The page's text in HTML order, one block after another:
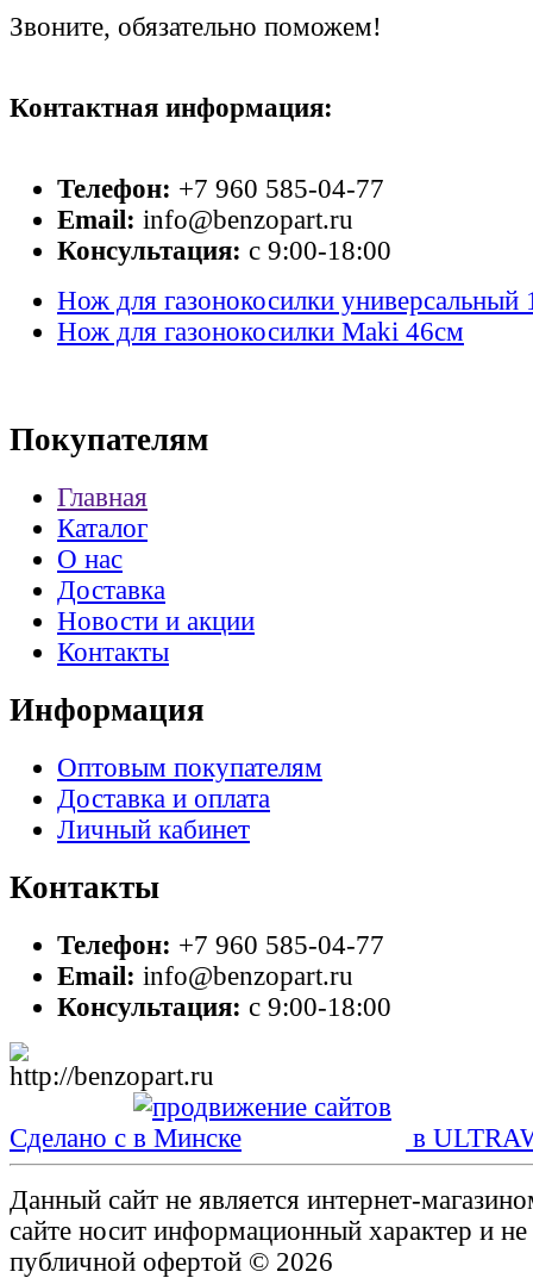
Звоните, обязательно поможем!
Контактная информация:
Телефон: +7 960 585-04-77
Email: info@benzopart.ru
Консультация: с 9:00-18:00
Нож для газонокосилки универсальный
Нож для газонокосилки Maki 46см
Покупателям
Главная
Каталог
О нас
Доставка
Новости и акции
Контакты
Информация
Оптовым покупателям
Доставка и оплата
Личный кабинет
Контакты
Телефон: +7 960 585-04-77
Email: info@benzopart.ru
Консультация: с 9:00-18:00
Сделано с в
Данный сайт не является интернет-
сайте носит информационный характер и не
публичной офертой © 2026